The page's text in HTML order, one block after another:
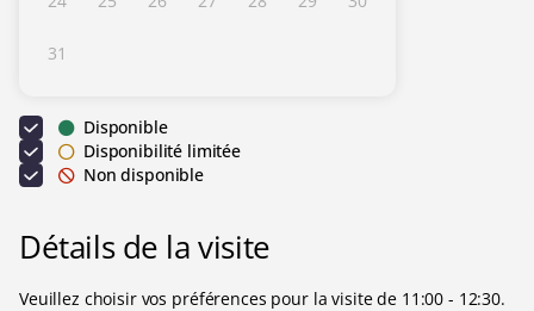
InactifInactifInactifInactifInactifInactifInactif
31
Inactif
Disponible
Disponibilité limitée
Non disponible
Détails de la visite
Veuillez choisir vos préférences pour la visite de 11:00 - 12:30.